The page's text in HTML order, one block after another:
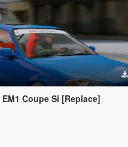
Coupe Si [Replace]